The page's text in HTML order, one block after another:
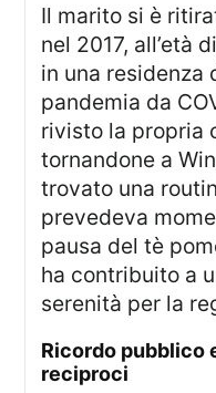
Il marito si è ritirato dalle funzioni ufficiali
nel 2017, all’età
in una residenza
pandemia da
rivisto la propria
tornandone a
trovato una
prevedeva
pausa del tè
ha contribuito a
serenità per la
ricordo pubblico e riconoscimenti
reciproci